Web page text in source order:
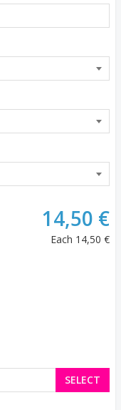
14,50 €
Each 14,50 €
SELECT